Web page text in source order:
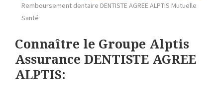
Remboursement dentaire DENTISTE AGREE ALPTIS Mutuelle
Santé
Connaître le Groupe Alptis
Assurance DENTISTE AGREE
ALPTIS: